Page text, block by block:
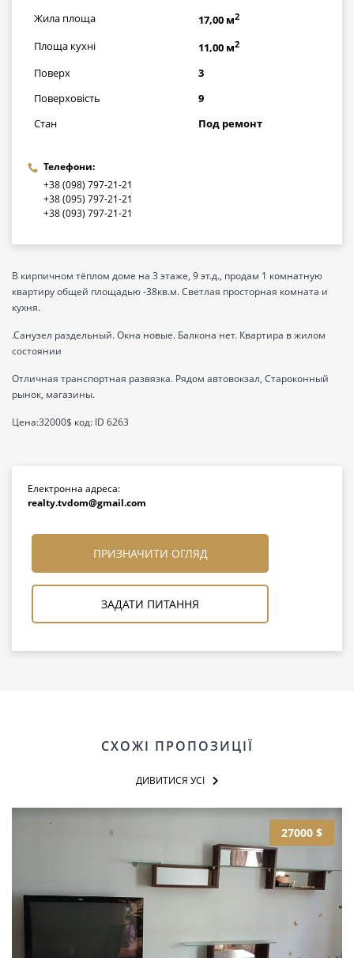
Жила площа 17,00 м2
Площа кухні 11,00 м2
Поверх
3
Поверховість
9
Стан
Под ремонт
Телефони:
+38 (098) 797-21-21
+38 (095) 797-21-21
+38 (093) 797-21-21
В кирпичном тёплом доме на 3 этаже, 9 эт.д., продам 1 комнатную
квартиру общей площадью -38кв.м. Светлая просторная комната и
кухня.
.Санузел раздельный. Окна новые. Балкона нет. Квартира в жилом
состоянии
Отличная транспортная развязка. Рядом автовокзал, Староконный
рынок, магазины.
Цена:32000$ код: ID 6263
Електронна адреса:
realty.tvdom@gmail.com
ПРИЗНАЧИТИ ОГЛЯД
ЗАДАТИ ПИТАННЯ
СХОЖІ ПРОПОЗИЦІЇ
ДИВИТИСЯ УСІ
27000 $